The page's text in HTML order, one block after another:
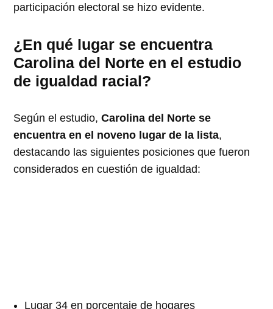
participación electoral se hizo evidente.
¿En qué lugar se encuentra
Carolina del Norte en el estudio
de igualdad racial?
Según el estudio,Carolina del Norte se
encuentra en el noveno lugar de la lista,
destacando las siguientes posiciones que fueron
considerados en cuestión de igualdad:
Lugar 34 en porcentaje de hogares